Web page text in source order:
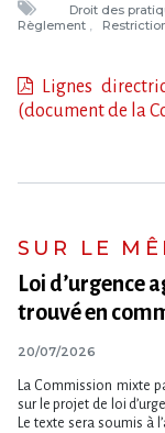
Droit des
Règlement
Lignes
(document de la
SUR LE
Loi d​‌’urgence
trouvé en
20/07/2026
La Commission mixte
sur le projet de loi
Le texte sera soumis à